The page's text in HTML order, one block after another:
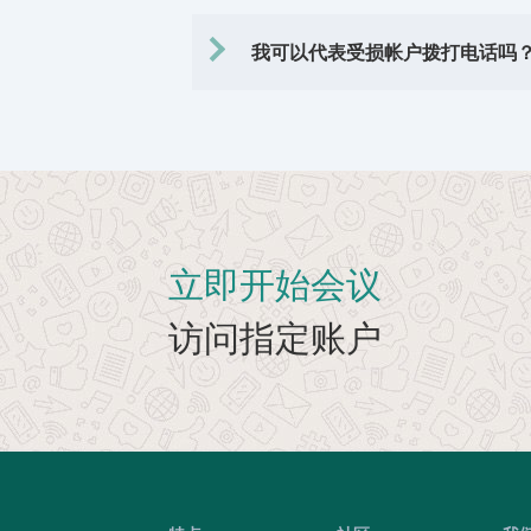
我可以代表受损帐户拨打电话吗
立即开始会议
访问指定账户